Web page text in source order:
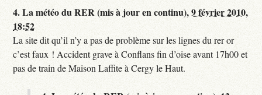
4.La météo du RER (mis à jour en continu),9 février 2010,
18:52
La site dit qu’il n’y a pas de problème sur les lignes du rer or
c’est faux ! Accident grave à Conflans fin d’oise avant 17h00 et
pas de train de Maison Laffite à Cergy le Haut.